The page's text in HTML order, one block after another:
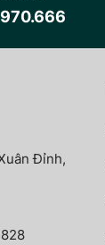
Đỉnh,